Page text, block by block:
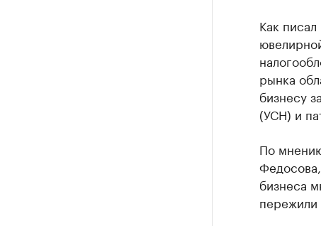
Как
рынка
бизнесу
(УСН) и
По
бизнеса
пережили